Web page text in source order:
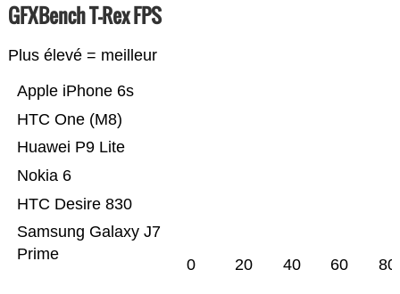
GFXBench T-Rex FPS
Plus élevé = meilleur
Samsung Galaxy J7
Prime
HTC Desire 830
Nokia 6
Huawei P9 Lite
HTC One (M8)
Apple iPhone 6s
0 20 40 60 80